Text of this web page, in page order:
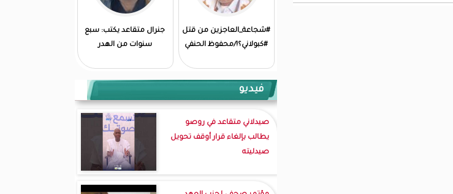
#شجاعة_العاجزين من قتل
#كبولاني؟!/محفوظ الحنفي
جنرال متقاعد يكتب: سبع
سنوات من الهدر
فيديو
صيدلاني متقاعد في روصو
يطالب بإلغاء قرار أوقف تحويل
صيدليته